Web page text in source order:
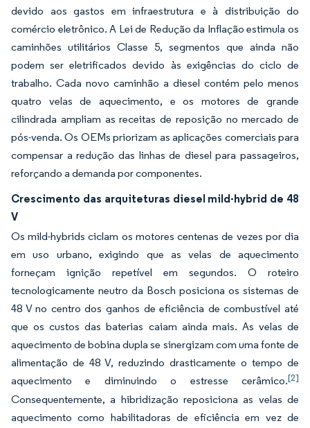
devido aos gastos em infraestrutura e à distribuição do
comércio eletrônico. A Lei de Redução da Inflação estimula os
caminhões utilitários Classe 5, segmentos que ainda não
podem ser eletrificados devido às exigências do ciclo de
trabalho. Cada novo caminhão a diesel contém pelo menos
quatro velas de aquecimento, e os motores de grande
cilindrada ampliam as receitas de reposição no mercado de
pós-venda. Os OEMs priorizam as aplicações comerciais para
compensar a redução das linhas de diesel para passageiros,
reforçando a demanda por componentes.
Crescimento das arquiteturas diesel mild-hybrid de 48
V
Os mild-hybrids ciclam os motores centenas de vezes por dia
em uso urbano, exigindo que as velas de aquecimento
forneçam ignição repetível em segundos. O roteiro
tecnologicamente neutro da Bosch posiciona os sistemas de
48 V no centro dos ganhos de eficiência de combustível até
que os custos das baterias caiam ainda mais. As velas de
aquecimento de bobina dupla se sinergizam com uma fonte de
alimentação de 48 V, reduzindo drasticamente o tempo de
aquecimento e diminuindo o estresse cerâmico.[2]
Consequentemente, a hibridização reposiciona as velas de
aquecimento como habilitadoras de eficiência em vez de